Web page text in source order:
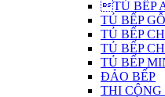
TỦ BẾP
TỦ BẾP
TỦ BẾP
TỦ BẾP
TỦ BẾP
ĐẢO BẾP
THI CÔNG